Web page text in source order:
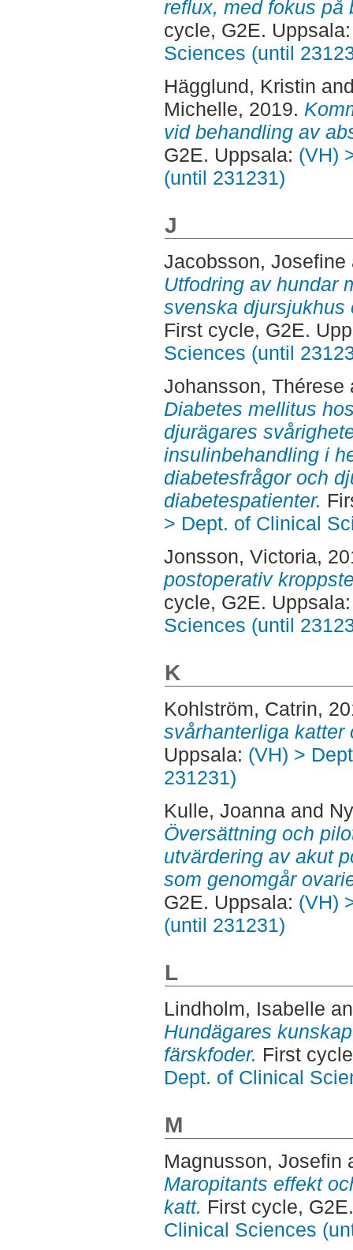
reflux, med fokus på
cycle, G2E.
Sciences (until
Hägglund, Kristin
Michelle, 2019.
vid behandling av
G2E. Uppsala: (VH)
(until 231231)
J
Jacobsson, Josefine
Utfodring av hundar
svenska djursjukhus
First cycle, G2E.
Sciences (until
Johansson, Thérese
Diabetes mellitus
djurägares
insulinbehandling i
diabetesfrågor och
diabetespatienter.
> Dept. of Clinical
Jonsson, Victoria,
postoperativ
cycle, G2E.
Sciences (until
K
Kohlström, Catrin,
svårhanterliga katter
Uppsala: (VH) >
231231)
Kulle, Joannaand
Översättning och
utvärdering av akut
som genomgår
G2E. Uppsala: (VH)
(until 231231)
L
Lindholm, Isabelle
Hundägares
färskfoder. First
Dept. of Clinical
M
Magnusson, Josefin
Maropitants effekt
katt. First cycle,
Clinical Sciences